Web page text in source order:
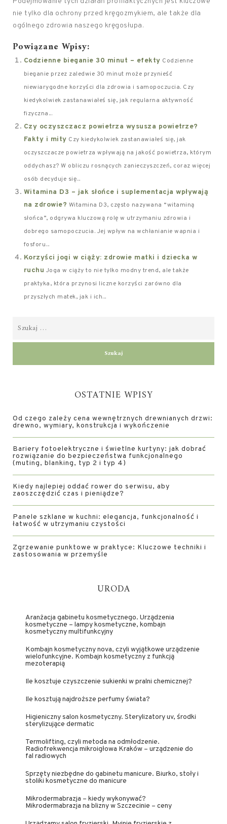
nie tylko dla ochrony przed kręgozmykiem, ale także dla
ogólnego zdrowia naszego kręgosłupa.
Powiązane Wpisy:
Codzienne bieganie 30 minut – efekty Codzienne
bieganie przez zaledwie 30 minut może przynieść
niewiarygodne korzyści dla zdrowia i samopoczucia. Czy
kiedykolwiek zastanawiałeś się, jak regularna aktywność
fizyczna...
Czy oczyszczacz powietrza wysusza powietrze?
Fakty i mity Czy kiedykolwiek zastanawiałeś się, jak
oczyszczacze powietrza wpływają na jakość powietrza, którym
oddychasz? W obliczu rosnących zanieczyszczeń, coraz więcej
osób decyduje się...
Witamina D3 – jak słońce i suplementacja wpływają
na zdrowie? Witamina D3, często nazywana “witaminą
słońca”, odgrywa kluczową rolę w utrzymaniu zdrowia i
dobrego samopoczucia. Jej wpływ na wchłanianie wapnia i
fosforu...
Korzyści jogi w ciąży: zdrowie matki i dziecka w
ruchu Joga w ciąży to nie tylko modny trend, ale także
praktyka, która przynosi liczne korzyści zarówno dla
przyszłych matek, jak i ich...
OSTATNIE WPISY
Od czego zależy cena wewnętrznych drewnianych drzwi:
drewno, wymiary, konstrukcja i wykończenie
Bariery fotoelektryczne i świetlne kurtyny: jak dobrać
rozwiązanie do bezpieczeństwa funkcjonalnego
(muting, blanking, typ 2 i typ 4)
Kiedy najlepiej oddać rower do serwisu, aby
zaoszczędzić czas i pieniądze?
Panele szklane w kuchni: elegancja, funkcjonalność i
łatwość w utrzymaniu czystości
Zgrzewanie punktowe w praktyce: Kluczowe techniki i
zastosowania w przemyśle
URODA
Aranżacja gabinetu kosmetycznego. Urządzenia
kosmetyczne – lampy kosmetyczne, kombajn
kosmetyczny multifunkcyjny
Kombajn kosmetyczny nova, czyli wyjątkowe urządzenie
wielofunkcyjne. Kombajn kosmetyczny z funkcją
mezoterapią
Ile kosztuje czyszczenie sukienki w pralni chemicznej?
Ile kosztują najdroższe perfumy świata?
Higieniczny salon kosmetyczny. Sterylizatory uv, środki
sterylizujące dermatic
Termolifting, czyli metoda na odmłodzenie.
Radiofrekwencja mikroigłowa Kraków – urządzenie do
fal radiowych
Sprzęty niezbędne do gabinetu manicure. Biurko, stoły i
stoliki kosmetyczne do manicure
Mikrodermabrazja – kiedy wykonywać?
Mikrodermabrazja na blizny w Szczecinie – ceny